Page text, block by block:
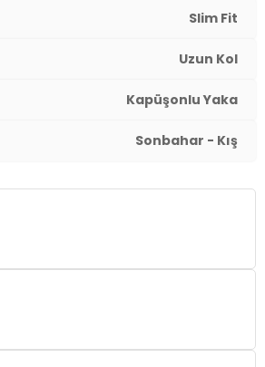
Slim Fit
Uzun Kol
Kapüşonlu Yaka
Sonbahar - Kış